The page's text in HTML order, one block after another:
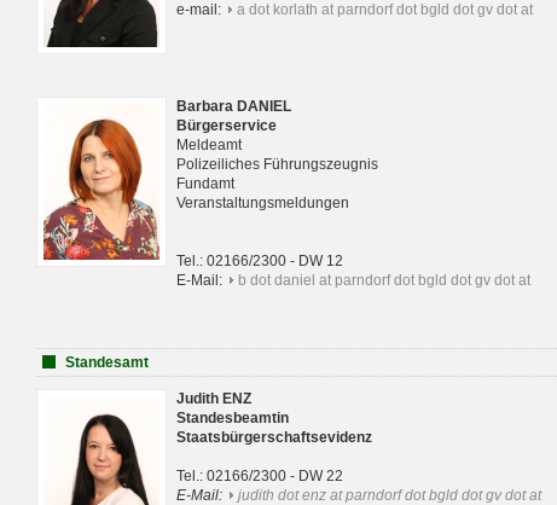
e-mail:
a dot korlath at parndorf dot bgld dot gv dot at
Barbara DANIEL
Bürgerservice
Meldeamt
Polizeiliches Führungszeugnis
Fundamt
Veranstaltungsmeldungen
Tel.: 02166/2300 - DW 12
E-Mail:
b dot daniel at parndorf dot bgld dot gv dot at
Standesamt
Judith ENZ
Standesbeamtin
Staatsbürgerschaftsevidenz
Tel.: 02166/2300 - DW 22
E-Mail:
judith dot enz at parndorf dot bgld dot gv dot at